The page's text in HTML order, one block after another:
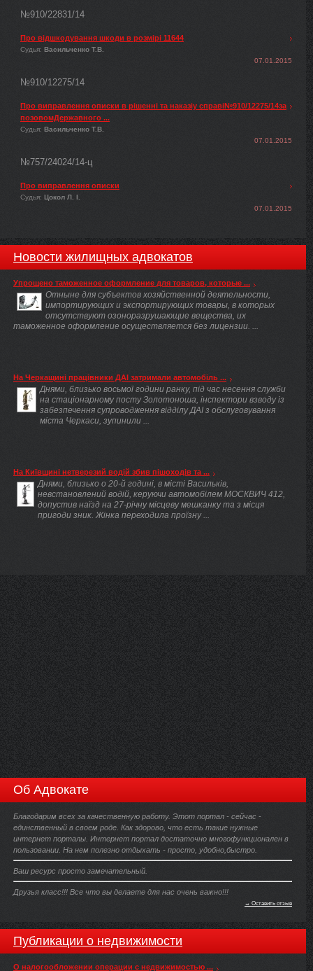
№910/22831/14
Про відшкодування шкоди в розмірі 11644
Судья: Васильченко Т.В.
07.01.2015
№910/12275/14
Про виправлення описки в рішенні та наказіу справі№910/12275/14за
позовомДержавного ...
Судья: Васильченко Т.В.
07.01.2015
№757/24024/14-ц
Про виправлення описки
Судья: Цокол Л. І.
07.01.2015
Новости жилищных адвокатов
Упрощено таможенное оформление для товаров, которые ...
Отныне для субъектов хозяйственной деятельности,
импортирующих и экспортирующих товары, в которых
отсутствуют озоноразрушающие вещества, их
таможенное оформление осуществляется без лицензии. ...
На Черкащині працівники ДАІ затримали автомобіль ...
Днями, близько восьмої години ранку, під час несення служби
на стаціонарному посту Золотоноша, інспектори взводу із
забезпечення супроводження відділу ДАІ з обслуговування
міста Черкаси, зупинили ...
На Київщині нетверезий водій збив пішоходів та ...
Днями, близько о 20-й годині, в місті Васильків,
невстановлений водій, керуючи автомобілем МОСКВИЧ 412,
допустив наїзд на 27-річну місцеву мешканку та з місця
пригоди зник. Жінка переходила проїзну ...
Об Адвокате
Благодарим всех за качественную работу. Этот портал - сейчас -
единственный в своем роде. Как здорово, что есть такие нужные
интернет порталы. Интернет портал достаточно многофункционален в
пользовании. На нем полезно отдыхать - просто, удобно,быстро.
Ваш ресурс просто замечательный.
Друзья класс!!! Все что вы делаете для нас очень важно!!!
→ Оставить отзыв
Публикации о недвижимости
О налогообложении операции с недвижимостью ...